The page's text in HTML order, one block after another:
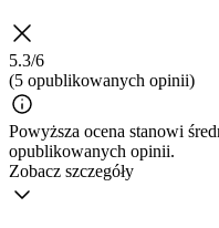
5.3/6
(5 opublikowanych opinii)
Powyższa ocena stanowi
opublikowanych opinii.
Zobacz szczegóły